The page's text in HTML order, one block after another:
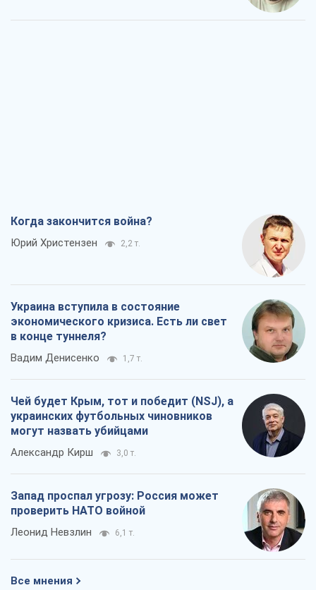
Когда закончится война?
Юрий Христензен 2,2 т.
Украина вступила в состояние
экономического кризиса. Есть ли свет
в конце туннеля?
Вадим Денисенко 1,7 т.
Чей будет Крым, тот и победит (NSJ), а
украинских футбольных чиновников
могут назвать убийцами
Александр Кирш 3,0 т.
Запад проспал угрозу: Россия может
проверить НАТО войной
Леонид Невзлин 6,1 т.
Все мнения